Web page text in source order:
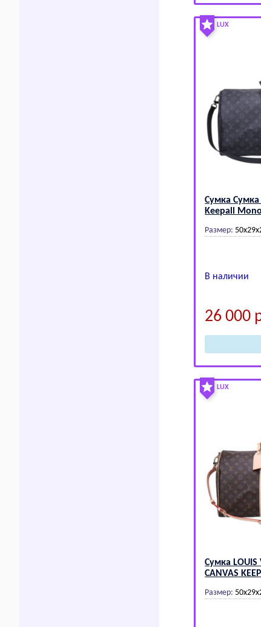
LUX
Сумка Сумка
Kееpаll
Размер:
В наличии
26 000
LUX
Сумка
CАNVАS
Размер: